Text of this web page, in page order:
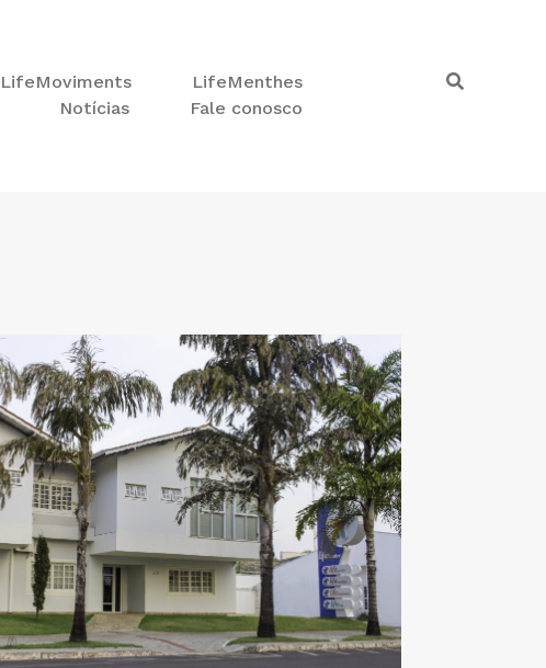
LifeMoviments
LifeMenthes
Notícias Fale conosco